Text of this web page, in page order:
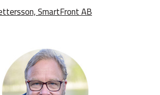
SmartFront AB